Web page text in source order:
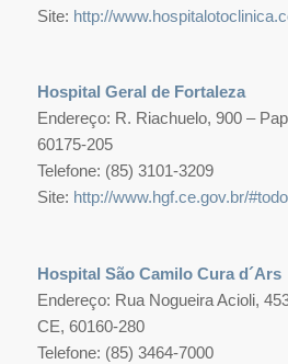
Site: http://
Hospital Geral de Fortaleza
Endereço: R. Riachuelo, 900 –
60175-205
Telefone: (85) 3101-3209
Site: http://www.hgf.ce.gov.br/
Hospital São Camilo Cura d´Ars
Endereço: Rua Nogueira Acioli,
CE, 60160-280
Telefone: (85) 3464-7000